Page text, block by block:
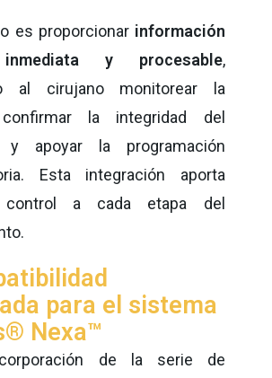
es proporcionar información
y procesable,
al cirujano monitorear la
la integridad del
y apoyar la programación
Esta integración aporta
a cada etapa del
para el sistema
Nexa™
de la serie de